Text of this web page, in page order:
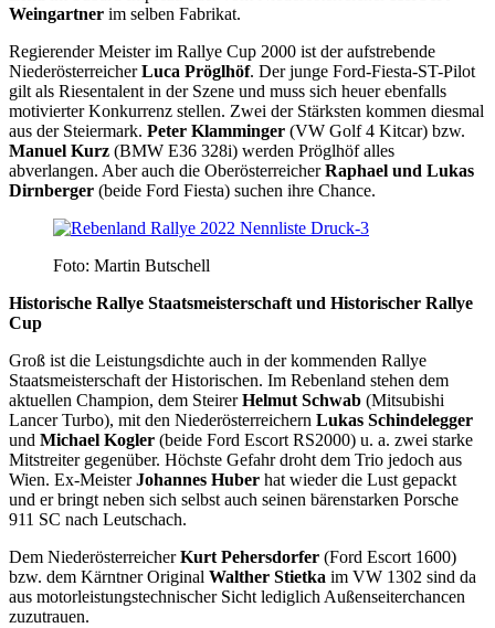
Weingartner im selben Fabrikat.
Regierender Meister im Rallye Cup 2000 ist der aufstrebende
NiederösterreicherLuca Pröglhöf. Der junge Ford-Fiesta-ST-Pilot
gilt als Riesentalent in der Szene und muss sich heuer ebenfalls
motivierter Konkurrenz stellen. Zwei der Stärksten kommen diesmal
aus der Steiermark. Peter Klamminger (VW Golf 4 Kitcar) bzw.
Manuel Kurz (BMW E36 328i) werden Pröglhöf alles
abverlangen. Aber auch die OberösterreicherRaphael und Lukas
Dirnberger (beide Ford Fiesta) suchen ihre Chance.
Foto: Martin Butschell
Historische Rallye Staatsmeisterschaft und Historischer Rallye
Cup
Groß ist die Leistungsdichte auch in der kommenden Rallye
Staatsmeisterschaft der Historischen. Im Rebenland stehen dem
aktuellen Champion, dem SteirerHelmut Schwab (Mitsubishi
Lancer Turbo), mit den Niederösterreichern Lukas Schindelegger
und Michael Kogler (beide Ford Escort RS2000) u. a. zwei starke
Mitstreiter gegenüber. Höchste Gefahr droht dem Trio jedoch aus
Wien. Ex-MeisterJohannes Huber hat wieder die Lust gepackt
und er bringt neben sich selbst auch seinen bärenstarken Porsche
911 SC nach Leutschach.
Dem NiederösterreicherKurt Pehersdorfer (Ford Escort 1600)
bzw. dem Kärntner Original Walther Stietka im VW 1302 sind da
aus motorleistungstechnischer Sicht lediglich Außenseiterchancen
zuzutrauen.